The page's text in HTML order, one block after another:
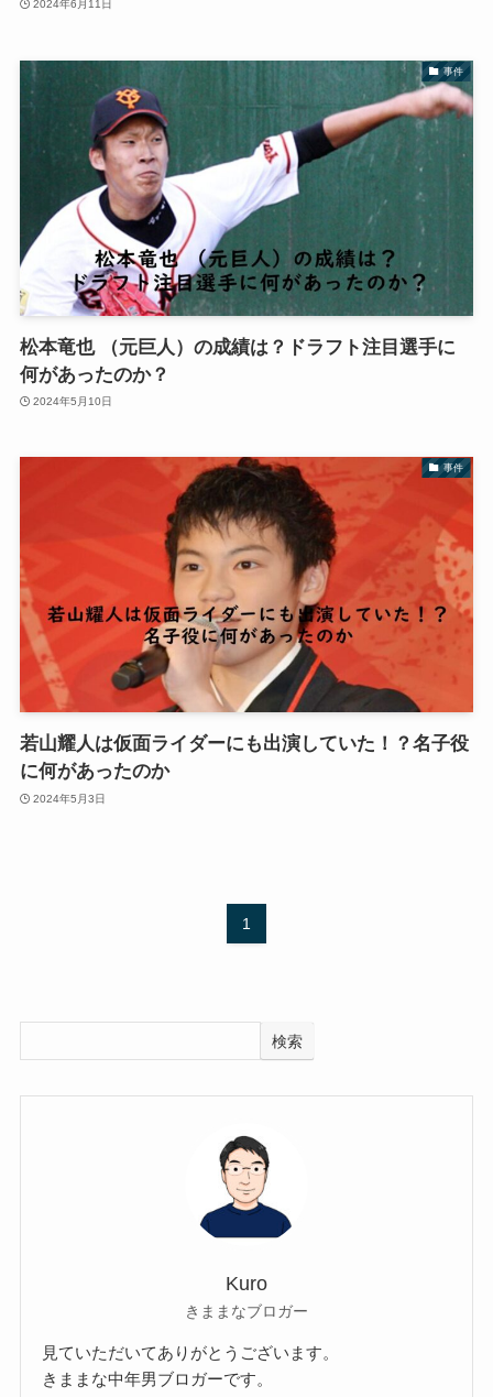
2024年6月11日
事件
松本竜也 （元巨人）の成績は？ドラフト注目選手に
何があったのか？
2024年5月10日
事件
若山耀人は仮面ライダーにも出演していた！？名子役
に何があったのか
2024年5月3日
1
検索
Kuro
きままなブロガー
見ていただいてありがとうございます。
きままな中年男ブロガーです。